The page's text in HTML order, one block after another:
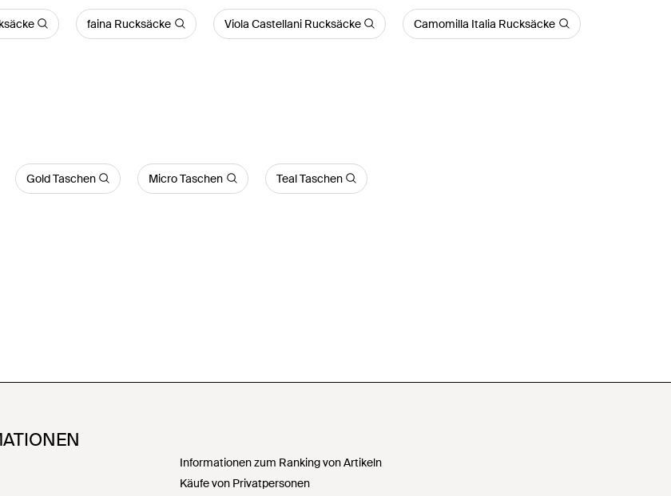
faina Rucksäcke Viola Castellani Rucksäcke Camomilla Italia Rucksäcke
Gold Taschen Micro Taschen Teal Taschen
Informationen zum Ranking von Artikeln
Käufe von Privatpersonen